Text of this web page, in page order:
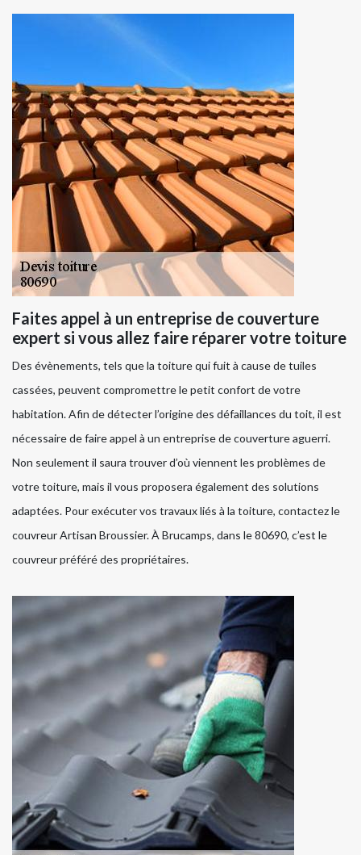
Faites appel à un entreprise de couverture
expert si vous allez faire réparer votre toiture
Des évènements, tels que la toiture qui fuit à cause de tuiles
cassées, peuvent compromettre le petit confort de votre
habitation. Afin de détecter l’origine des défaillances du toit, il est
nécessaire de faire appel à un entreprise de couverture aguerri.
Non seulement il saura trouver d’où viennent les problèmes de
votre toiture, mais il vous proposera également des solutions
adaptées. Pour exécuter vos travaux liés à la toiture, contactez le
couvreur Artisan Broussier. À Brucamps, dans le 80690, c’est le
couvreur préféré des propriétaires.